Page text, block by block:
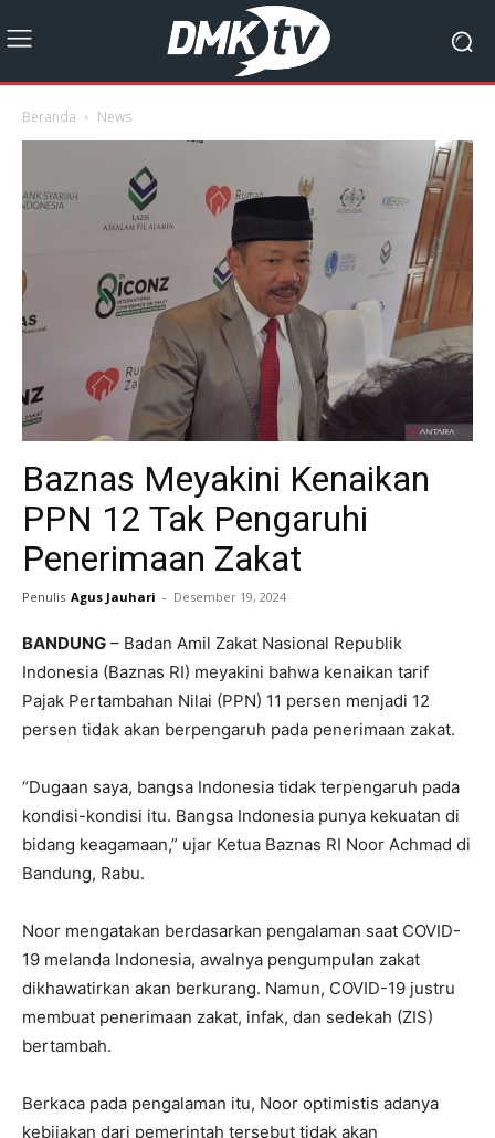
Beranda News
Baznas Meyakini Kenaikan
PPN 12 Tak Pengaruhi
Penerimaan Zakat
Penulis Agus Jauhari - Desember 19, 2024
BANDUNG – Badan Amil Zakat Nasional Republik
Indonesia (Baznas RI) meyakini bahwa kenaikan tarif
Pajak Pertambahan Nilai (PPN) 11 persen menjadi 12
persen tidak akan berpengaruh pada penerimaan zakat.
“Dugaan saya, bangsa Indonesia tidak terpengaruh pada
kondisi-kondisi itu. Bangsa Indonesia punya kekuatan di
bidang keagamaan,” ujar Ketua Baznas RI Noor Achmad di
Bandung, Rabu.
Noor mengatakan berdasarkan pengalaman saat COVID-
19 melanda Indonesia, awalnya pengumpulan zakat
dikhawatirkan akan berkurang. Namun, COVID-19 justru
membuat penerimaan zakat, infak, dan sedekah (ZIS)
bertambah.
Berkaca pada pengalaman itu, Noor optimistis adanya
kebijakan dari pemerintah tersebut tidak akan